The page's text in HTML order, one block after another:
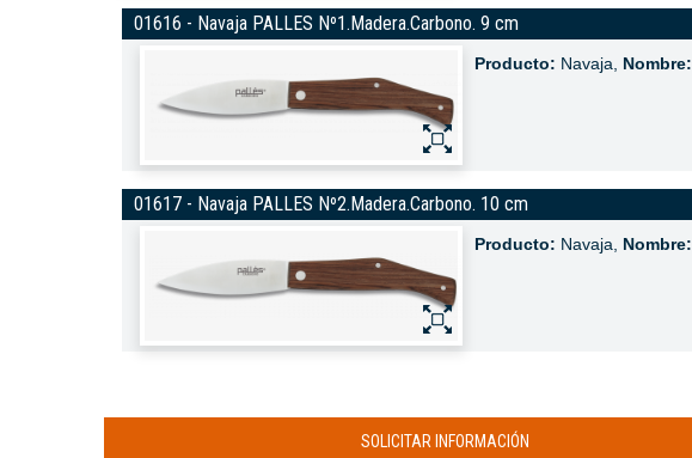
01616 - Navaja PALLES Nº1.Madera.Carbono. 9 cm
Producto: Navaja, Nombre:
01617 - Navaja PALLES Nº2.Madera.Carbono. 10 cm
Producto: Navaja, Nombre:
SOLICITAR INFORMACIÓN